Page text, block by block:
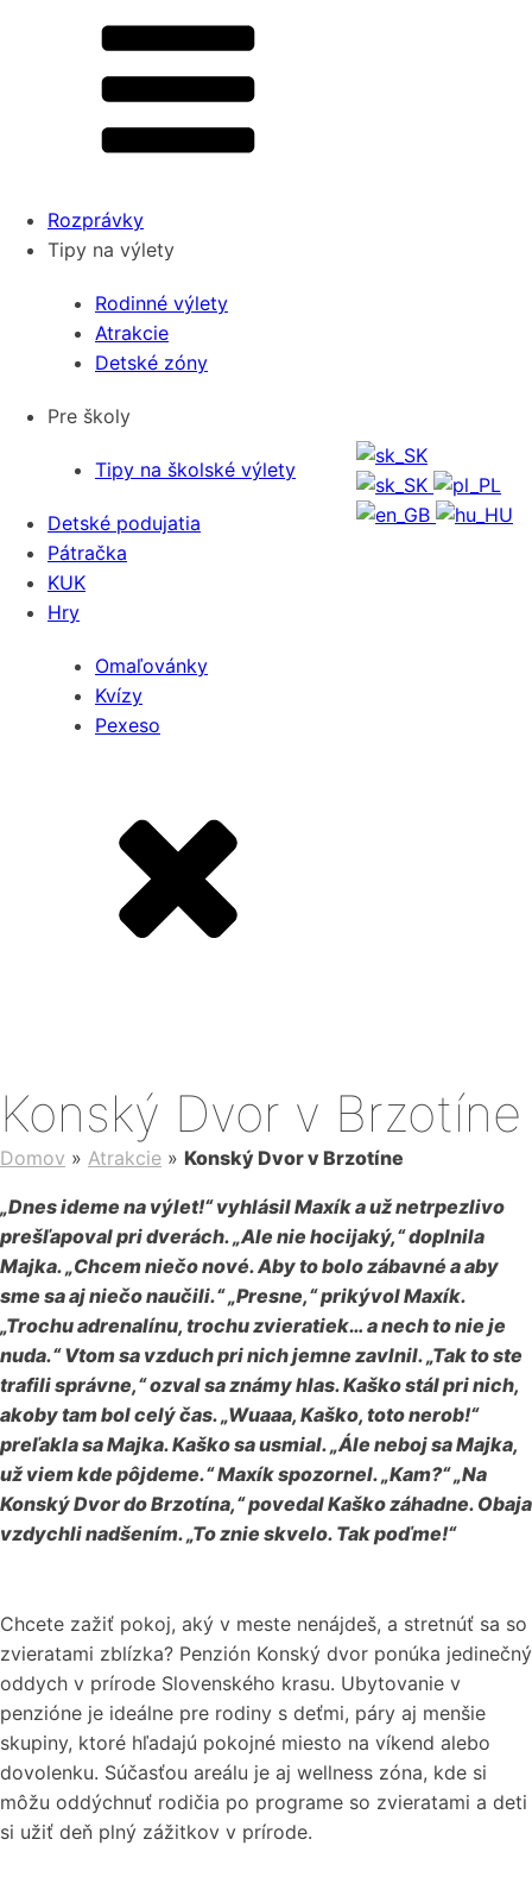
Rozprávky
Tipy na výlety
Rodinné výlety
Atrakcie
Detské zóny
Pre školy
Tipy na školské výlety
Detské podujatia
Pátračka
KUK
Hry
Omaľovánky
Kvízy
Pexeso
Konský Dvor v Brzotíne
Domov » Atrakcie » Konský Dvor v Brzotíne
„Dnes ideme na výlet!“ vyhlásil Maxík a už netrpezlivo
prešľapoval pri dverách. „Ale nie hocijaký,“ doplnila
Majka. „Chcem niečo nové. Aby to bolo zábavné a aby
sme sa aj niečo naučili.“ „Presne,“ prikývol Maxík.
„Trochu adrenalínu, trochu zvieratiek… a nech to nie je
nuda.“ Vtom sa vzduch pri nich jemne zavlnil. „Tak to ste
trafili správne,“ ozval sa známy hlas. Kaško stál pri nich,
akoby tam bol celý čas. „Wuaaa, Kaško, toto nerob!“
preľakla sa Majka. Kaško sa usmial. „Ále neboj sa Majka,
už viem kde pôjdeme.“ Maxík spozornel. „Kam?“ „Na
Konský Dvor do Brzotína,“ povedal Kaško záhadne. Obaja
vzdychli nadšením. „To znie skvelo. Tak poďme!“
Chcete zažiť pokoj, aký v meste nenájdeš, a stretnúť sa so
zvieratami zblízka? Penzión Konský dvor ponúka jedinečný
oddych v prírode Slovenského krasu. Ubytovanie v
penzióne je ideálne pre rodiny s deťmi, páry aj menšie
skupiny, ktoré hľadajú pokojné miesto na víkend alebo
dovolenku. Súčasťou areálu je aj wellness zóna, kde si
môžu oddýchnuť rodičia po programe so zvieratami a deti
si užiť deň plný zážitkov v prírode.